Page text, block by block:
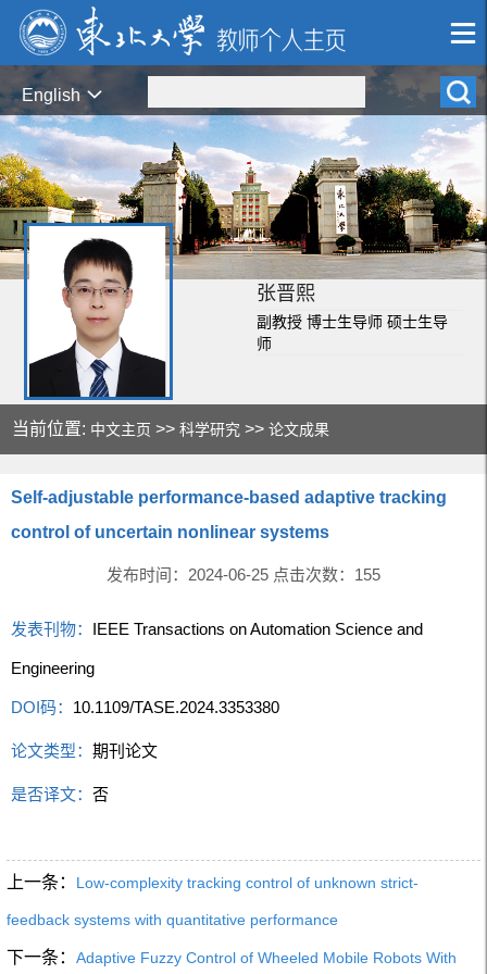
English
张晋熙
副教授 博士生导师 硕士生导
师
当前位置: 中文主页 >>科学研究 >>论文成果
Self-adjustable performance-based adaptive tracking
control of uncertain nonlinear systems
发布时间：2024-06-25 点击次数： 155
发表刊物： IEEE Transactions on Automation Science and
Engineering
DOI码： 10.1109/TASE.2024.3353380
论文类型：期刊论文
是否译文：否
上一条： Low-complexity tracking control of unknown strict-
feedback systems with quantitative performance
下一条： Adaptive Fuzzy Control of Wheeled Mobile Robots With